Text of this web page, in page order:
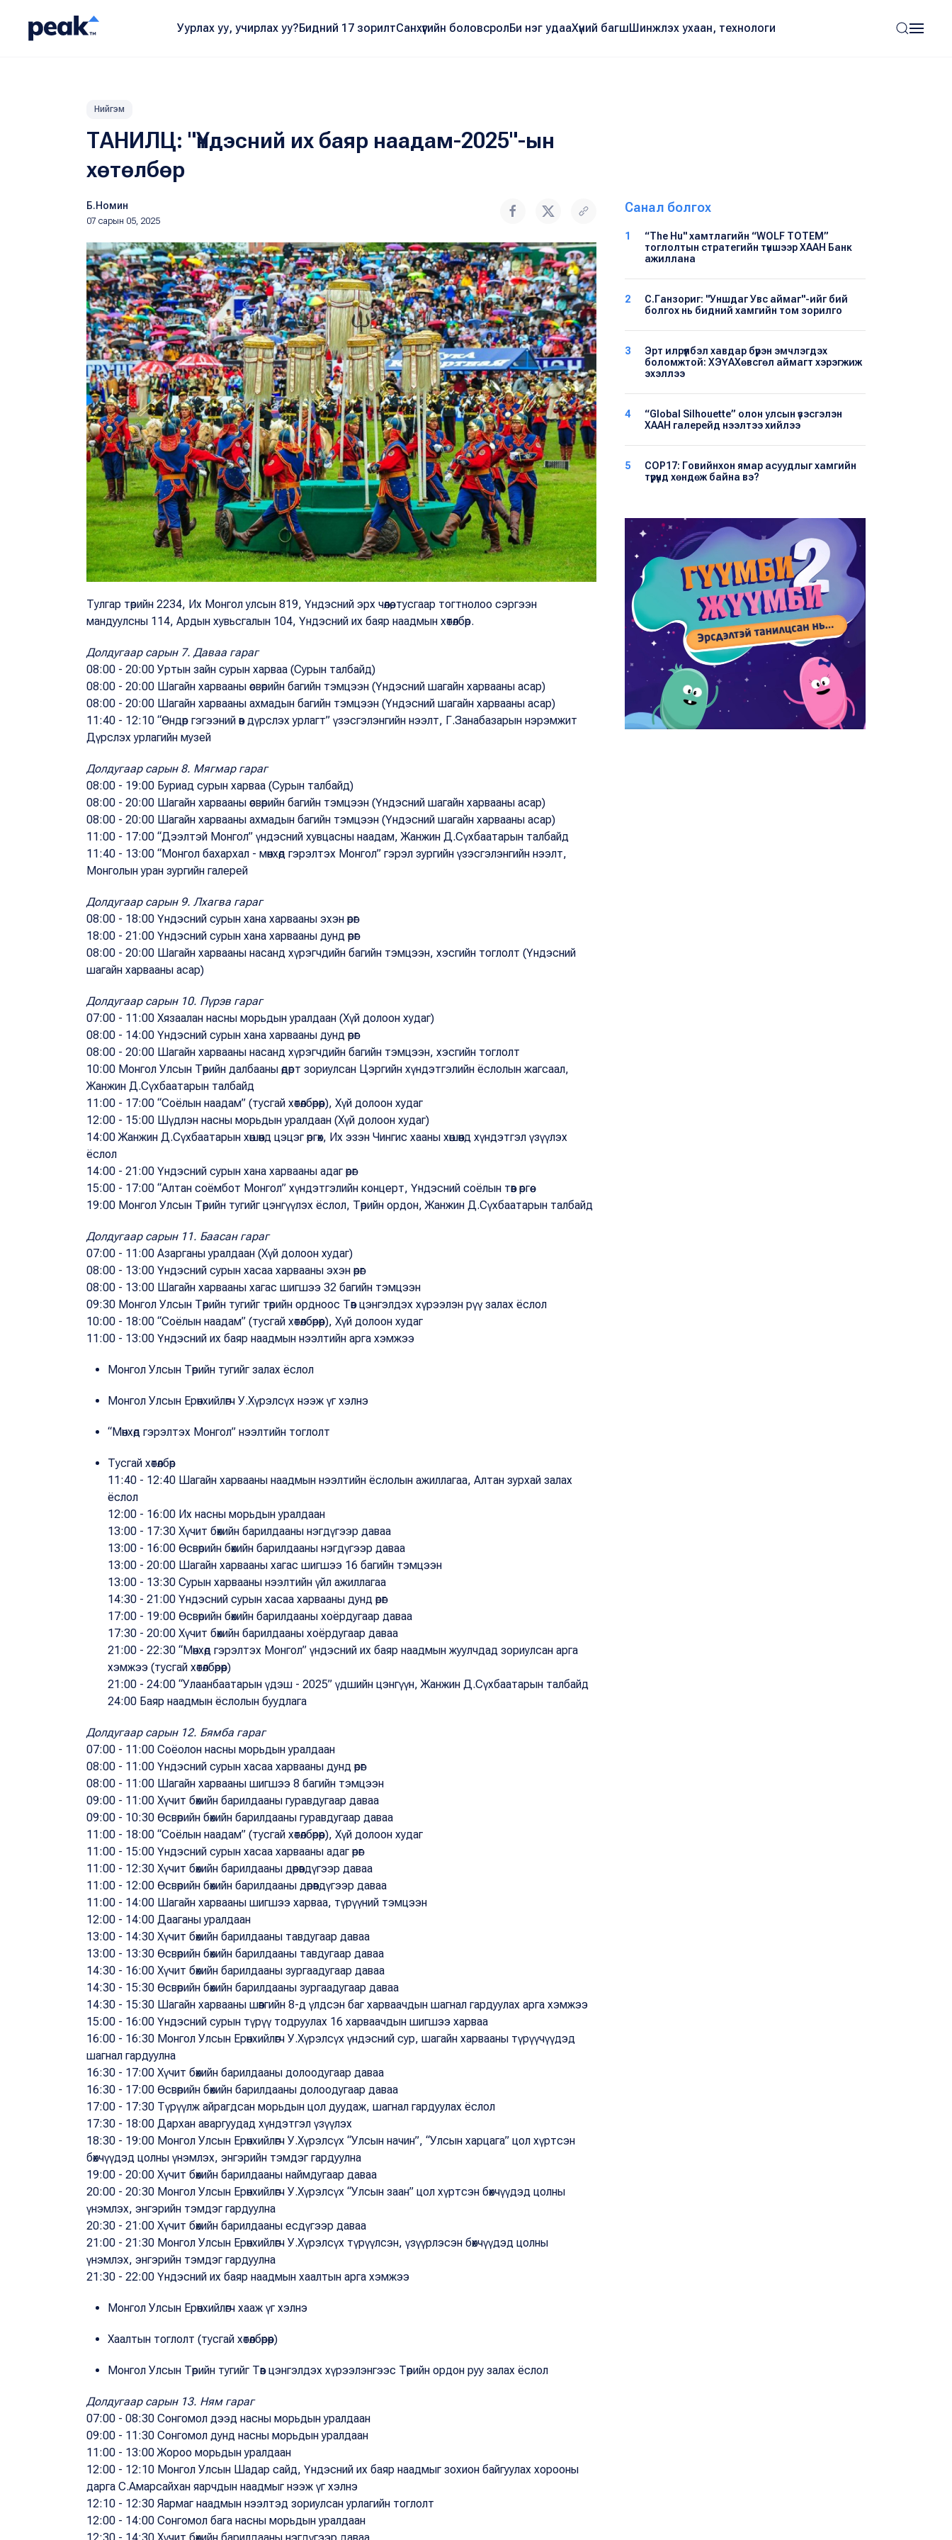
Уурлах уу, учирлах уу?Бидний 17 зорилтСанхүүгийн боловсролБи нэг удааХүний багшШинжлэх ухаан, технологи
Нийгэм
ТАНИЛЦ: "Үндэсний их баяр наадам-2025"-ын
хөтөлбөр
Б.Номин
07 сарын 05, 2025
Тулгар төрийн 2234, Их Монгол улсын 819, Үндэсний эрх чөлөө, тусгаар тогтнолоо сэргээн
мандуулсны 114, Ардын хувьсгалын 104, Үндэсний их баяр наадмын хөтөлбөр.
Долдугаар сарын 7. Даваа гараг
08:00 - 20:00 Уртын зайн сурын харваа (Сурын талбайд)
08:00 - 20:00 Шагайн харвааны өсвөрийн багийн тэмцээн (Үндэсний шагайн харвааны асар)
08:00 - 20:00 Шагайн харвааны ахмадын багийн тэмцээн (Үндэсний шагайн харвааны асар)
11:40 - 12:10 “Өндөр гэгээний өв дүрслэх урлагт” үзэсгэлэнгийн нээлт, Г.Занабазарын нэрэмжит
Дүрслэх урлагийн музей
Долдугаар сарын 8. Мягмар гараг
08:00 - 19:00 Буриад сурын харваа (Сурын талбайд)
08:00 - 20:00 Шагайн харвааны өсвөрийн багийн тэмцээн (Үндэсний шагайн харвааны асар)
08:00 - 20:00 Шагайн харвааны ахмадын багийн тэмцээн (Үндэсний шагайн харвааны асар)
11:00 - 17:00 “Дээлтэй Монгол” үндэсний хувцасны наадам, Жанжин Д.Сүхбаатарын талбайд
11:40 - 13:00 “Монгол бахархал - мөнхөд гэрэлтэх Монгол” гэрэл зургийн үзэсгэлэнгийн нээлт,
Монголын уран зургийн галерей
Долдугаар сарын 9. Лхагва гараг
08:00 - 18:00 Үндэсний сурын хана харвааны эхэн өрөг
18:00 - 21:00 Үндэсний сурын хана харвааны дунд өрөг
08:00 - 20:00 Шагайн харвааны насанд хүрэгчдийн багийн тэмцээн, хэсгийн тоглолт (Үндэсний
шагайн харвааны асар)
Долдугаар сарын 10. Пүрэв гараг
07:00 - 11:00 Хязаалан насны морьдын уралдаан (Хүй долоон худаг)
08:00 - 14:00 Үндэсний сурын хана харвааны дунд өрөг
08:00 - 20:00 Шагайн харвааны насанд хүрэгчдийн багийн тэмцээн, хэсгийн тоглолт
10:00 Монгол Улсын Төрийн далбааны өдөрт зориулсан Цэргийн хүндэтгэлийн ёслолын жагсаал,
Жанжин Д.Сүхбаатарын талбайд
11:00 - 17:00 “Соёлын наадам” (тусгай хөтөлбөрөөр), Хүй долоон худаг
12:00 - 15:00 Шүдлэн насны морьдын уралдаан (Хүй долоон худаг)
14:00 Жанжин Д.Сүхбаатарын хөшөөнд цэцэг өргөх, Их эзэн Чингис хааны хөшөөнд хүндэтгэл үзүүлэх
ёслол
14:00 - 21:00 Үндэсний сурын хана харвааны адаг өрөг
15:00 - 17:00 “Алтан соёмбот Монгол” хүндэтгэлийн концерт, Үндэсний соёлын төв өргөө
19:00 Монгол Улсын Төрийн тугийг цэнгүүлэх ёслол, Төрийн ордон, Жанжин Д.Сүхбаатарын талбайд
Долдугаар сарын 11. Баасан гараг
07:00 - 11:00 Азарганы уралдаан (Хүй долоон худаг)
08:00 - 13:00 Үндэсний сурын хасаа харвааны эхэн өрөг
08:00 - 13:00 Шагайн харвааны хагас шигшээ 32 багийн тэмцээн
09:30 Монгол Улсын Төрийн тугийг төрийн ордноос Төв цэнгэлдэх хүрээлэн рүү залах ёслол
10:00 - 18:00 “Соёлын наадам” (тусгай хөтөлбөрөөр), Хүй долоон худаг
11:00 - 13:00 Үндэсний их баяр наадмын нээлтийн арга хэмжээ
Монгол Улсын Төрийн тугийг залах ёслол
Монгол Улсын Ерөнхийлөгч У.Хүрэлсүх нээж үг хэлнэ
“Мөнхөд гэрэлтэх Монгол” нээлтийн тоглолт
Тусгай хөтөлбөр
11:40 - 12:40 Шагайн харвааны наадмын нээлтийн ёслолын ажиллагаа, Алтан зурхай залах
ёслол
12:00 - 16:00 Их насны морьдын уралдаан
13:00 - 17:30 Хүчит бөхийн барилдааны нэгдүгээр даваа
13:00 - 16:00 Өсвөрийн бөхийн барилдааны нэгдүгээр даваа
13:00 - 20:00 Шагайн харвааны хагас шигшээ 16 багийн тэмцээн
13:00 - 13:30 Сурын харвааны нээлтийн үйл ажиллагаа
14:30 - 21:00 Үндэсний сурын хасаа харвааны дунд өрөг
17:00 - 19:00 Өсвөрийн бөхийн барилдааны хоёрдугаар даваа
17:30 - 20:00 Хүчит бөхийн барилдааны хоёрдугаар даваа
21:00 - 22:30 “Мөнхөд гэрэлтэх Монгол” үндэсний их баяр наадмын жуулчдад зориулсан арга
хэмжээ (тусгай хөтөлбөрөөр)
21:00 - 24:00 “Улаанбаатарын үдэш - 2025” үдшийн цэнгүүн, Жанжин Д.Сүхбаатарын талбайд
24:00 Баяр наадмын ёслолын буудлага
Долдугаар сарын 12. Бямба гараг
07:00 - 11:00 Соёолон насны морьдын уралдаан
08:00 - 11:00 Үндэсний сурын хасаа харвааны дунд өрөг
08:00 - 11:00 Шагайн харвааны шигшээ 8 багийн тэмцээн
09:00 - 11:00 Хүчит бөхийн барилдааны гуравдугаар даваа
09:00 - 10:30 Өсвөрийн бөхийн барилдааны гуравдугаар даваа
11:00 - 18:00 “Соёлын наадам” (тусгай хөтөлбөрөөр), Хүй долоон худаг
11:00 - 15:00 Үндэсний сурын хасаа харвааны адаг өрөг
11:00 - 12:30 Хүчит бөхийн барилдааны дөрөвдүгээр даваа
11:00 - 12:00 Өсвөрийн бөхийн барилдааны дөрөвдүгээр даваа
11:00 - 14:00 Шагайн харвааны шигшээ харваа, түрүүний тэмцээн
12:00 - 14:00 Дааганы уралдаан
13:00 - 14:30 Хүчит бөхийн барилдааны тавдугаар даваа
13:00 - 13:30 Өсвөрийн бөхийн барилдааны тавдугаар даваа
14:30 - 16:00 Хүчит бөхийн барилдааны зургаадугаар даваа
14:30 - 15:30 Өсвөрийн бөхийн барилдааны зургаадугаар даваа
14:30 - 15:30 Шагайн харвааны шөвгийн 8-д үлдсэн баг харваачдын шагнал гардуулах арга хэмжээ
15:00 - 16:00 Үндэсний сурын түрүү тодруулах 16 харваачдын шигшээ харваа
16:00 - 16:30 Монгол Улсын Ерөнхийлөгч У.Хүрэлсүх үндэсний сур, шагайн харвааны түрүүчүүдэд
шагнал гардуулна
16:30 - 17:00 Хүчит бөхийн барилдааны долоодугаар даваа
16:30 - 17:00 Өсвөрийн бөхийн барилдааны долоодугаар даваа
17:00 - 17:30 Түрүүлж айрагдсан морьдын цол дуудаж, шагнал гардуулах ёслол
17:30 - 18:00 Дархан аваргуудад хүндэтгэл үзүүлэх
18:30 - 19:00 Монгол Улсын Ерөнхийлөгч У.Хүрэлсүх “Улсын начин”, “Улсын харцага” цол хүртсэн
бөхчүүдэд цолны үнэмлэх, энгэрийн тэмдэг гардуулна
19:00 - 20:00 Хүчит бөхийн барилдааны наймдугаар даваа
20:00 - 20:30 Монгол Улсын Ерөнхийлөгч У.Хүрэлсүх “Улсын заан” цол хүртсэн бөхчүүдэд цолны
үнэмлэх, энгэрийн тэмдэг гардуулна
20:30 - 21:00 Хүчит бөхийн барилдааны есдүгээр даваа
21:00 - 21:30 Монгол Улсын Ерөнхийлөгч У.Хүрэлсүх түрүүлсэн, үзүүрлэсэн бөхчүүдэд цолны
үнэмлэх, энгэрийн тэмдэг гардуулна
21:30 - 22:00 Үндэсний их баяр наадмын хаалтын арга хэмжээ
Монгол Улсын Ерөнхийлөгч хааж үг хэлнэ
Хаалтын тоглолт (тусгай хөтөлбөрөөр)
Монгол Улсын Төрийн тугийг Төв цэнгэлдэх хүрээлэнгээс Төрийн ордон руу залах ёслол
Долдугаар сарын 13. Ням гараг
07:00 - 08:30 Сонгомол дээд насны морьдын уралдаан
09:00 - 11:30 Сонгомол дунд насны морьдын уралдаан
11:00 - 13:00 Жороо морьдын уралдаан
12:00 - 12:10 Монгол Улсын Шадар сайд, Үндэсний их баяр наадмыг зохион байгуулах хорооны
дарга С.Амарсайхан яарчдын наадмыг нээж үг хэлнэ
12:10 - 12:30 Яармаг наадмын нээлтэд зориулсан урлагийн тоглолт
12:00 - 14:00 Сонгомол бага насны морьдын уралдаан
12:30 - 14:30 Хүчит бөхийн барилдааны нэгдүгээр даваа
Санал болгох
1
“The Hu" хамтлагийн “WOLF TOTEM”
тоглолтын стратегийн түншээр ХААН Банк
ажиллана
2
С.Ганзориг: "Уншдаг Увс аймаг"-ийг бий
болгох нь бидний хамгийн том зорилго
3
Эрт илрүүлбэл хавдар бүрэн эмчлэгдэх
боломжтой: ХЭҮА​Хөвсгөл аймагт хэрэгжиж
эхэллээ
4
“Global Silhouette” олон улсын үзэсгэлэн
ХААН галерейд нээлтээ хийлээ
5
COP17: Говийнхон ямар асуудлыг хамгийн
түрүүнд хөндөж байна вэ?